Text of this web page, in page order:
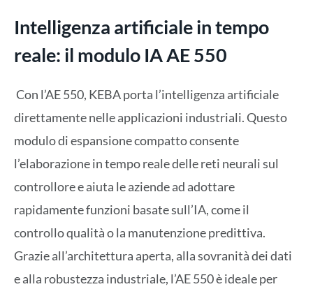
Intelligenza artificiale in tempo
reale: il modulo IA AE 550
Con l’AE 550, KEBA porta l’intelligenza artificiale
direttamente nelle applicazioni industriali. Questo
modulo di espansione compatto consente
l’elaborazione in tempo reale delle reti neurali sul
controllore e aiuta le aziende ad adottare
rapidamente funzioni basate sull’IA, come il
controllo qualità o la manutenzione predittiva.
Grazie all’architettura aperta, alla sovranità dei dati
e alla robustezza industriale, l’AE 550 è ideale per